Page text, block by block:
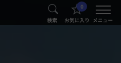
検索
0
お気に入り メニュー
®